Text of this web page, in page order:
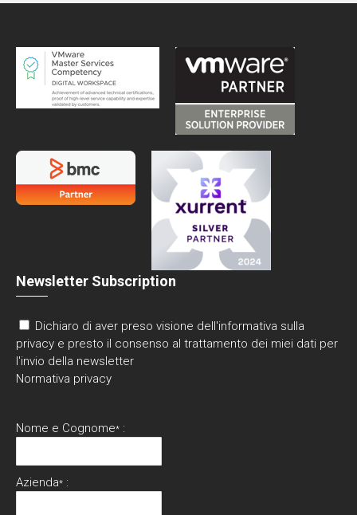
Newsletter Subscription
Dichiaro di aver preso visione dell'informativa sulla
privacy e presto il consenso al trattamento dei miei dati per
l'invio della newsletter
Normativa privacy
Nome e Cognome* :
Azienda* :